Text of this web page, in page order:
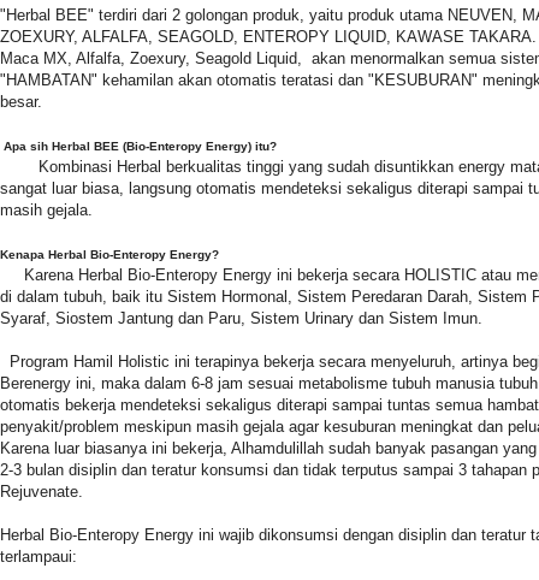
"Herbal BEE" terdiri dari 2 golongan produk, yaitu produk utama NEUVEN,
ZOEXURY, ALFALFA, SEAGOLD, ENTEROPY LIQUID, KAWASE
Maca MX, Alfalfa, Zoexury, Seagold Liquid, akan menormalkan semua
"HAMBATAN" kehamilan akan otomatis teratasi dan "KESUBURAN"
besar.
Apa sih Herbal BEE (Bio-Enteropy Energy) itu?
Kombinasi Herbal berkualitas tinggi yang sudah disuntikkan energy
sangat luar biasa, langsung otomatis mendeteksi sekaligus diterapi sampai
masih gejala.
Kenapa Herbal Bio-Enteropy Energy?
Karena Herbal Bio-Enteropy Energy ini bekerja secara HOLISTIC atau
di dalam tubuh, baik itu Sistem Hormonal, Sistem Peredaran Darah, Sistem
Syaraf, Siostem Jantung dan Paru, Sistem Urinary dan Sistem Imun.
Program Hamil Holistic ini terapinya bekerja secara menyeluruh, artinya
Berenergy ini, maka dalam 6-8 jam sesuai metabolisme tubuh manusia
otomatis bekerja mendeteksi sekaligus diterapi sampai tuntas semua
penyakit/problem meskipun masih gejala agar kesuburan meningkat dan
Karena luar biasanya ini bekerja, Alhamdulillah sudah banyak pasangan
2-3 bulan disiplin dan teratur konsumsi dan tidak terputus sampai 3 tahapan
Rejuvenate.
Herbal Bio-Enteropy Energy ini wajib dikonsumsi dengan disiplin dan teratur
terlampaui: